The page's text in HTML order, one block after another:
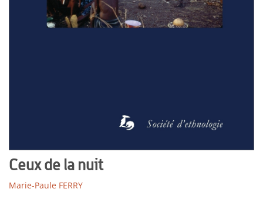
Ceux de la nuit
Marie-Paule FERRY